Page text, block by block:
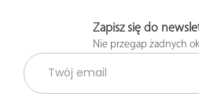
Zapisz się do
Nie przegap żadnych